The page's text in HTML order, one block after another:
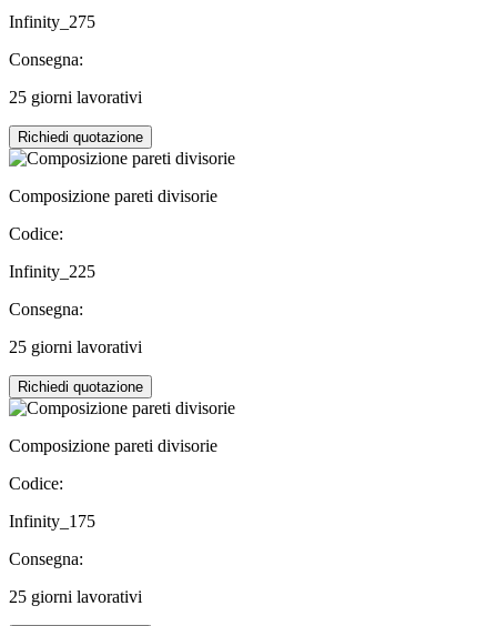
Infinity_275
Consegna:
25 giorni lavorativi
Richiedi quotazione
Composizione pareti divisorie
Codice:
Infinity_225
Consegna:
25 giorni lavorativi
Richiedi quotazione
Composizione pareti divisorie
Codice:
Infinity_175
Consegna:
25 giorni lavorativi